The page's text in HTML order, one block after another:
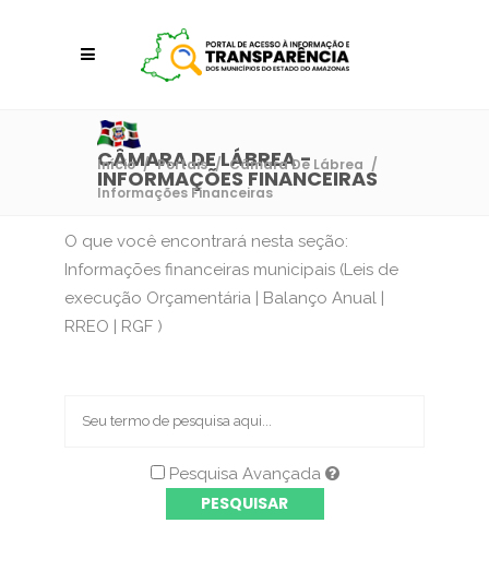
CÂMARA DE LÁBREA -
INFORMAÇÕES FINANCEIRAS
Início / Portais / Câmara De Lábrea /
Informações Financeiras
O que você encontrará nesta seção:
Informações financeiras municipais (Leis de
execução Orçamentária | Balanço Anual |
RREO | RGF )
Pesquisa Avançada